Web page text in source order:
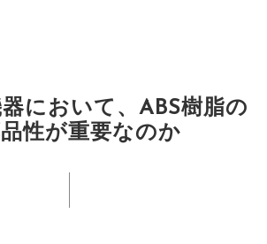
において、ABS樹脂の
性が重要なのか